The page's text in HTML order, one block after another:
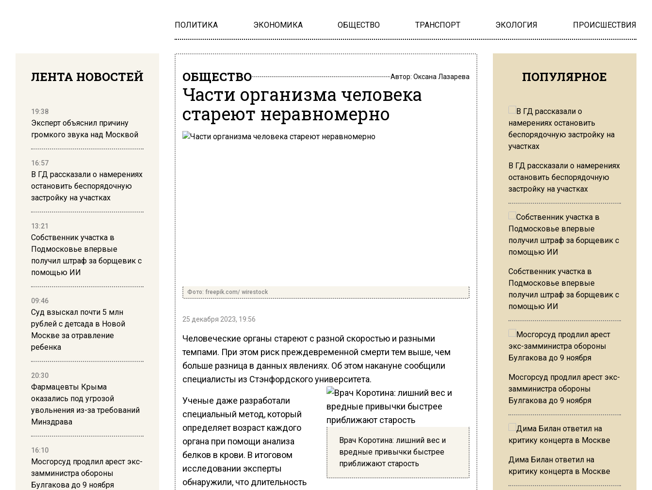
ПОЛИТИКА ЭКОНОМИКА ОБЩЕСТВО ТРАНСПОРТ ЭКОЛОГИЯ ПРОИСШЕСТВИЯ
ЛЕНТА НОВОСТЕЙ
19:38
Эксперт объяснил причину
громкого звука над Москвой
16:57
В ГД рассказали о намерениях
остановить беспорядочную
застройку на участках
13:21
Собственник участка в
Подмосковье впервые
получил штраф за борщевик с
помощью ИИ
09:46
Суд взыскал почти 5 млн
рублей с детсада в Новой
Москве за отравление
ребенка
20:30
Фармацевты Крыма
оказались под угрозой
увольнения из-за требований
Минздрава
16:10
Мосгорсуд продлил арест экс-
замминистра обороны
Булгакова до 9 ноября
ОБЩЕСТВО Автор: Оксана Лазарева
Части организма человека
стареют неравномерно
Фото: freepik.com/ wirestock
25 декабря 2023, 19:56
Человеческие органы стареют с разной скоростью и разными
темпами. При этом риск преждевременной смерти тем выше, чем
больше разница в данных явлениях. Об этом накануне сообщили
специалисты из Стэнфордского университета.
Врач Коротина: лишний вес и
вредные привычки быстрее
приближают старость
Ученые даже разработали
специальный метод, который
определяет возраст каждого
органа при помощи анализа
белков в крови. В итоговом
исследовании эксперты
обнаружили, что длительность
ПОПУЛЯРНОЕ
В ГД рассказали о намерениях
остановить беспорядочную
застройку на участках
Собственник участка в
Подмосковье впервые
получил штраф за борщевик с
помощью ИИ
Мосгорсуд продлил арест экс-
замминистра обороны
Булгакова до 9 ноября
Дима Билан ответил на
критику концерта в Москве